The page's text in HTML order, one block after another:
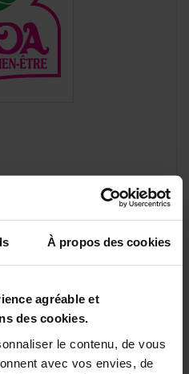
À propos des cookies
agréable et
des cookies.
le contenu, de vous
avec vos envies, de
Saint Benoit
Saint Benoît
Métal
Métal
7.5 cm